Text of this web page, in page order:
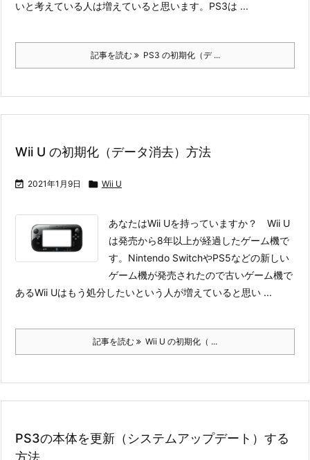
いと考えている人は増えていると思います。 PS3は ...
記事を読む PS3 の初期化（デ ...
Wii U の初期化（データ消去）方法
 2021年1月9日  Wii U
あなたはWii Uを持っていますか？ Wii U
は発売から8年以上が経過したゲーム機で
す。Nintendo SwitchやPS5などの新しい
ゲーム機が発売されたので古いゲーム機で
あるWii Uはもう処分したいという人が増えていると思い ...
記事を読む Wii U の初期化（ ...
PS3の本体を更新（システムアップデート）する
方法